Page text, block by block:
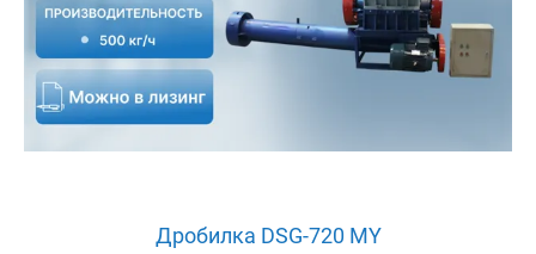
Дробилка DSG-720 MY